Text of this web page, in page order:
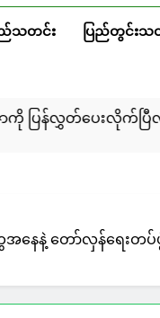
ည်သတင်း ပြည်တွင်းသ
လိုက်ပြီလို့ သိရ “၈
ေနဲ့ တော်လှန်ရေးတပ်